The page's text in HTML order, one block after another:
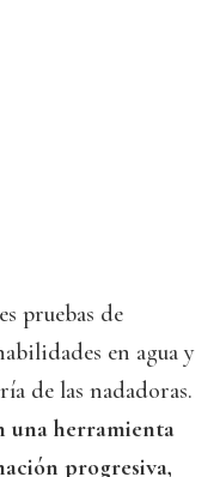
pruebas de
en agua y
de las nadadoras.
una herramienta
progresiva,